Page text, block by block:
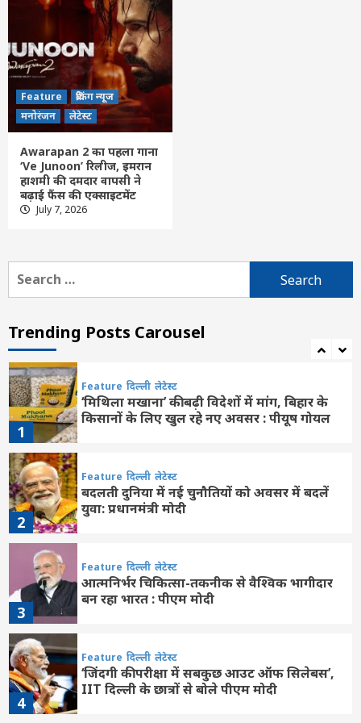
Feature
ब्रेकिंग न्यूज
मनोरंजन
लेटेस्ट
Awarapan 2 का पहला गाना
‘Ve Junoon’ रिलीज, इमरान
हाशमी की दमदार वापसी ने
बढ़ाई फैंस की एक्साइटमेंट
July 7, 2026
Search
for:
Trending Posts Carousel
4
Feature दिल्ली लेटेस्ट
‘जिंदगी की परीक्षा में सबकुछ आउट ऑफ सिलेबस’,
IIT दिल्ली के छात्रों से बोले पीएम मोदी
5
Feature दिल्ली
राघव चड्ढा ने पीएम मोदी को भेंट की भगवान गणेश
की मूर्ति, मुलाकात को बताया यादगार
Feature दिल्ली
प्रधानमंत्री ने आईआईटी दिल्ली के 57वें दीक्षांत
7
Feature Uncategorized दिल्ली लेटेस्ट
ने ‘भारत छोड़ो आंदोलन’ के नायकों को किया याद
1
Feature दिल्ली लेटेस्ट
‘मिथिला मखाना’ की बढ़ी विदेशों में मांग, बिहार के
किसानों के लिए खुल रहे नए अवसर : पीयूष गोयल
2
Feature दिल्ली लेटेस्ट
बदलती दुनिया में नई चुनौतियों को अवसर में बदलें
युवा: प्रधानमंत्री मोदी
3
Feature दिल्ली लेटेस्ट
आत्मनिर्भर चिकित्सा-तकनीक से वैश्विक भागीदार
बन रहा भारत : पीएम मोदी
4
Feature दिल्ली लेटेस्ट
‘जिंदगी की परीक्षा में सबकुछ आउट ऑफ सिलेबस’,
IIT दिल्ली के छात्रों से बोले पीएम मोदी